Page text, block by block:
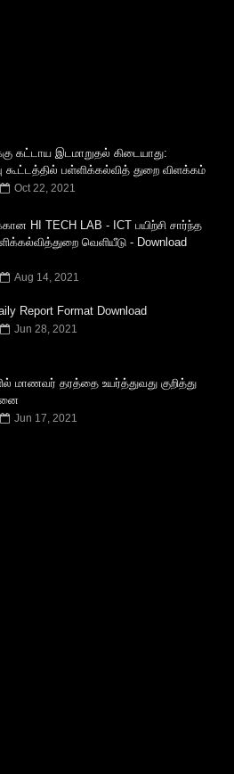
கட்டாய இடமாறுதல் கிடையாது:
கூட்டத்தில் பள்ளிக்கல்வித் துறை விளக்கம்
Oct 22, 2021
HI TECH LAB - ICT பயிற்சி சார்ந்த
வெளியீடு - Download
Aug 14, 2021
Report Format Download
Jun 28, 2021
மாணவர் தரத்தை உயர்த்துவது குறித்து
Jun 17, 2021